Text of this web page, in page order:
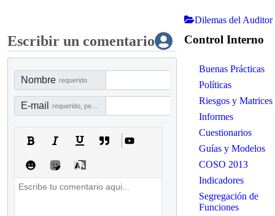
Escribir un comentario
Nombre requerido
E-mail
Dilemas del Auditor
Control Interno
Buenas Prácticas
Políticas
Riesgos y Matrices
Informes
Cuestionarios
Guías y Modelos
COSO 2013
Indicadores
Segregación de
Funciones